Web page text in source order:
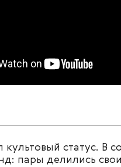
культовый статус. В
пары делились